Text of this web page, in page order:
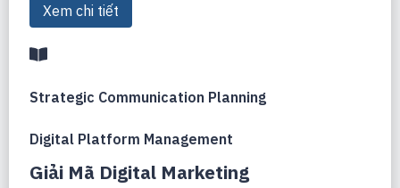
Xem chi tiết
Strategic Communication Planning
Digital Platform Management
Giải Mã Digital Marketing